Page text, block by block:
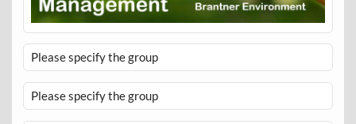
Please specify the group
Please specify the group